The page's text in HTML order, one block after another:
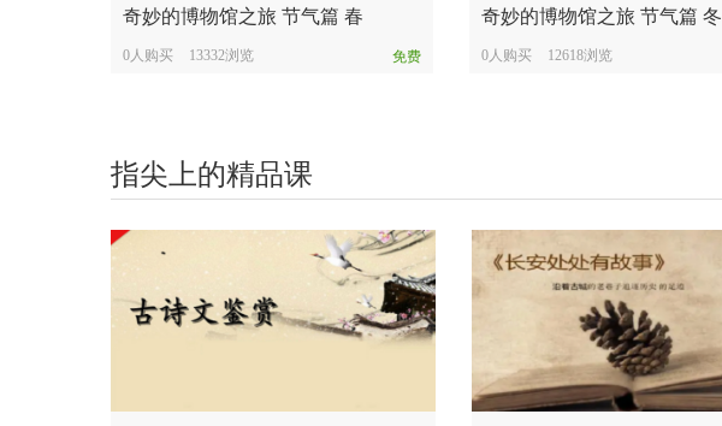
奇妙的博物馆之旅 节气篇 春
免费
0人购买 13332浏览
奇妙的博物馆之旅 节气篇 冬
0人购买 12618浏览
指尖上的精品课